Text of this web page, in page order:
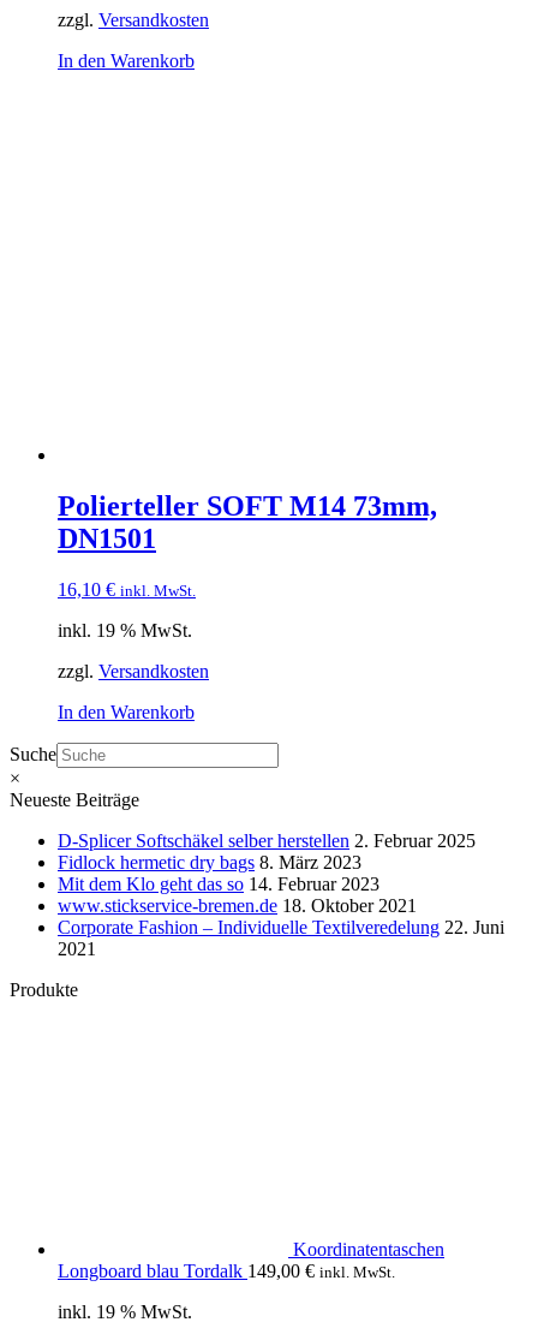
zzgl. Versandkosten
In den Warenkorb
Polierteller SOFT M14 73mm,
DN1501
16,10 € inkl. MwSt.
inkl. 19 % MwSt.
zzgl. Versandkosten
In den Warenkorb
Suche
×
Neueste Beiträge
D-Splicer Softschäkel selber herstellen 2. Februar 2025
Fidlock hermetic dry bags 8. März 2023
Mit dem Klo geht das so 14. Februar 2023
www.stickservice-bremen.de 18. Oktober 2021
Corporate Fashion – Individuelle Textilveredelung 22. Juni
2021
Produkte
Koordinatentaschen
Longboard blau Tordalk 149,00 € inkl. MwSt.
inkl. 19 % MwSt.